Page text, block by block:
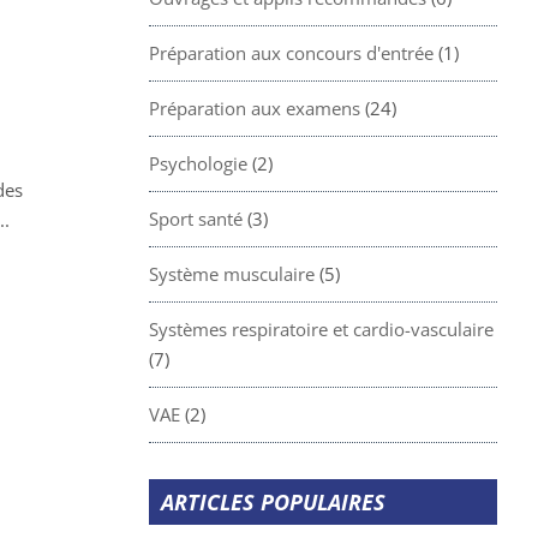
Préparation aux concours d'entrée(1)
Préparation aux examens(24)
Psychologie(2)
Sport santé(3)
Système musculaire(5)
Systèmes respiratoire et cardio-vasculaire
(7)
VAE(2)
ARTICLES POPULAIRES